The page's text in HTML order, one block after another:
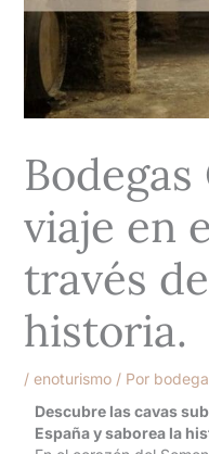
viaje en
través
historia.
/ enoturismo/ Por
Descubre las cavas
España y saborea la